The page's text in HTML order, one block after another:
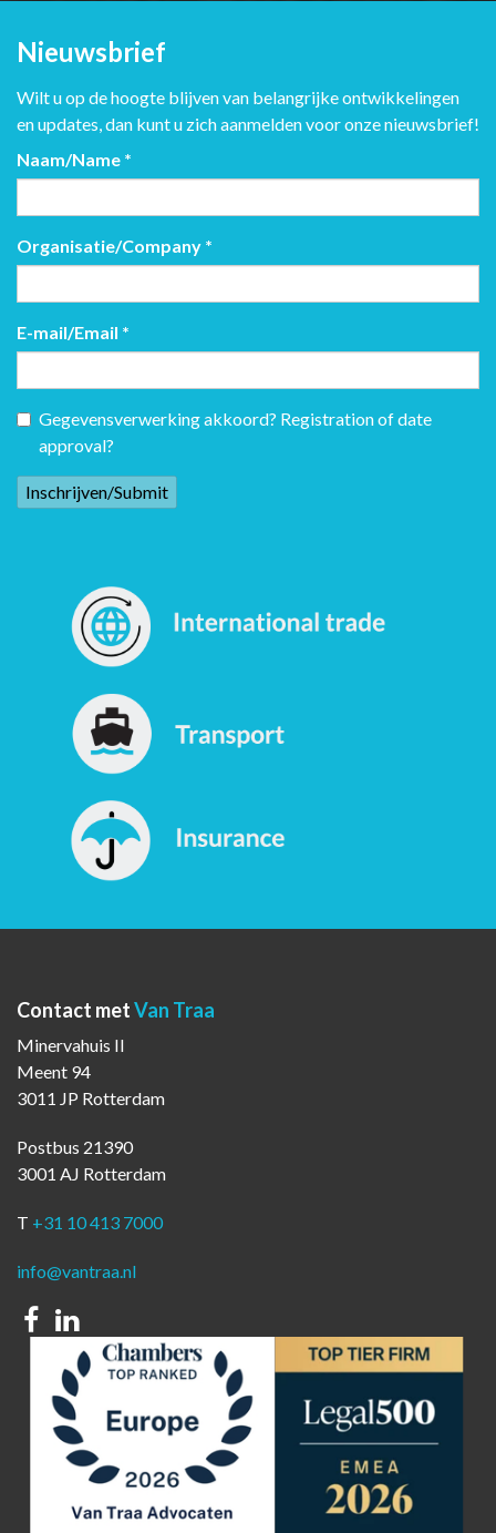
Nieuwsbrief
Wilt u op de hoogte blijven van belangrijke ontwikkelingen
en updates, dan kunt u zich aanmelden voor onze nieuwsbrief!
Naam/Name *
Organisatie/Company *
E-mail/Email *
Gegevensverwerking akkoord? Registration of date
approval?
Contact metVan Traa
Minervahuis II
Meent 94
3011 JP Rotterdam
Postbus 21390
3001 AJ Rotterdam
T +31 10 413 7000
info@vantraa.nl
Facebook
Linkedin